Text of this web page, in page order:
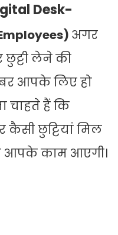
Desk-
अगर
छुट्टी लेने की
आपके लिए हो
चाहते हैं कि
छुट्टियां मिल
आपके काम आएगी।